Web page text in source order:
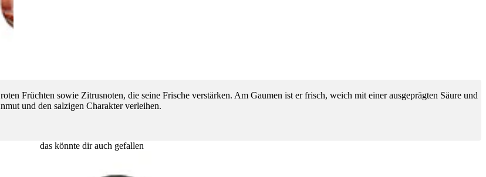
Früchten sowie Zitrusnoten, die seine Frische verstärken. Am Gaumen ist er frisch, weich mit einer ausgeprägten Säure und
und den salzigen Charakter verleihen.
das könnte dir auch gefallen